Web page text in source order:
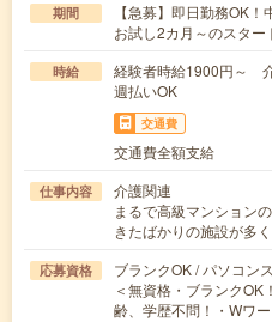
期間
【急募】即日勤務OK
お試し2カ月～のスター
時給
経験者時給1900円～
週払いOK
交通費
交通費全額支給
仕事内容
介護関連
まるで高級マンション
きたばかりの施設が多
応募資格
ブランクOK / パソコン
＜無資格・ブランク
齢、学歴不問！・Wワ